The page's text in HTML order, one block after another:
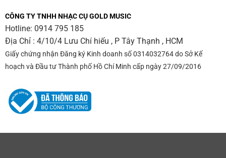
CÔNG TY TNHH NHẠC CỤ GOLD MUSIC
Hotline: 0914 795 185
Địa Chỉ : 4/10/4 Lưu Chí hiếu , P Tây Thạnh , HCM
Giấy chứng nhận Đăng ký Kinh doanh số 0314032764 do Sở Kế
hoạch và Đầu tư Thành phố Hồ Chí Minh cấp ngày 27/09/2016